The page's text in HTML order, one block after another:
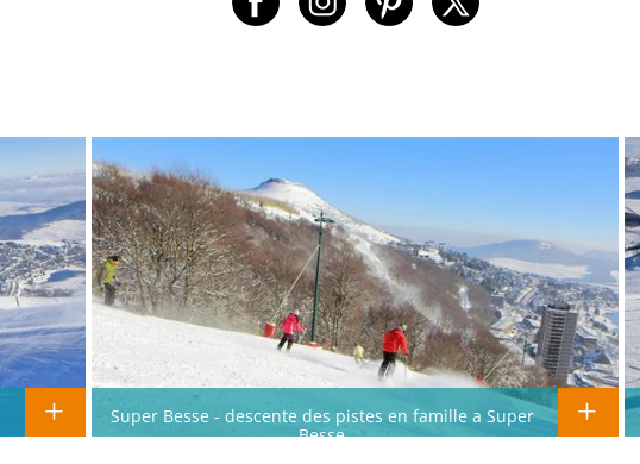
Super Besse - descente des pistes en famille a Super
Besse